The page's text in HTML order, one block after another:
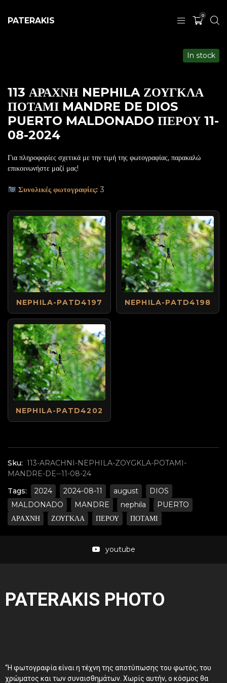
PATERAKIS
0
113 ΑΡΑΧΝΗ NEPHILA ΖΟΥΓΚΛΑ
ΠΟΤΑΜΙ MANDRE DE DIOS
PUERTO MALDONADO ΠΕΡΟΥ 11-
08-2024
In stock
Sku: 113-ARACHNI-NEPHILA-ZOYGKLA-POTAMI-
MANDRE-DE--11-08-24
Tags:
2024 2024-08-11 august
DIOS
MALDONADO
MANDRE nephila
PUERTO
ΑΡΑΧΝΗ
ΖΟΥΓΚΛΑ ΠΕΡΟΥ ΠΟΤΑΜΙ
Για πληροφορίες σχετικά με την τιμή της φωτογραφίας, παρακαλώ
επικοινωνήστε μαζί μας!
Συνολικές φωτογραφίες: 3
NEPHILA-PATD4197 NEPHILA-PATD4198
NEPHILA-PATD4202
youtube
PATERAKIS PHOTO
“Η φωτογραφία είναι η τέχνη της αποτύπωσης του φωτός, του
χρώματος και των συναισθημάτων. Χωρίς αυτήν, ο κόσμος θα